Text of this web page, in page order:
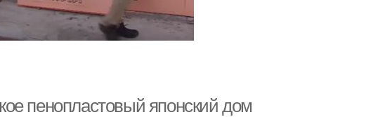
пенопластовый японский дом